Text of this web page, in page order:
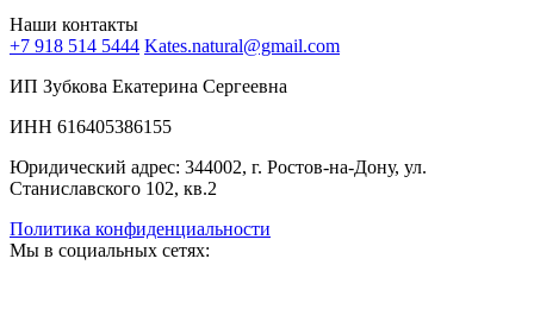
Наши контакты
+7 918 514 5444 Kates.natural@gmail.com
ИП Зубкова Екатерина Сергеевна
ИНН 616405386155
Юридический адрес: 344002, г. Ростов-на-Дону, ул.
Станиславского 102, кв.2
Политика конфиденциальности
Мы в социальных сетях: